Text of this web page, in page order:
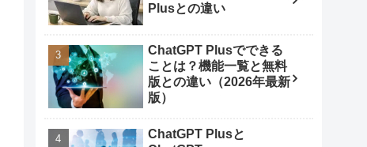
Plusとの違い
ChatGPT Plusでできる
ことは？機能一覧と無料
版との違い（2026年最新
版）
ChatGPT Plusと